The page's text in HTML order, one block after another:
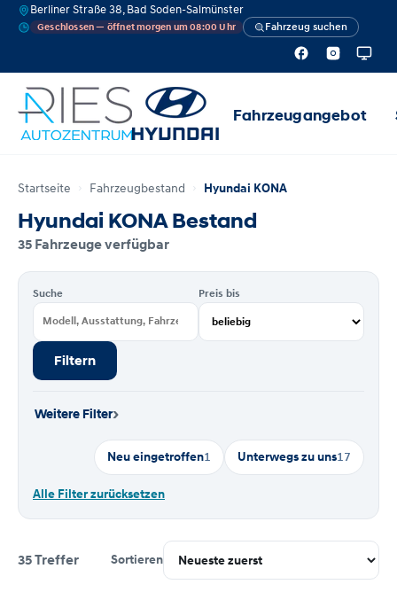
Berliner Straße 38, Bad Soden-Salmünster
Geschlossen — öffnet morgen um 08:00 Uhr Fahrzeug suchen
Fahrzeugangebot
Startseite Fahrzeugbestand Hyundai KONA
Hyundai KONA Bestand
35 Fahrzeuge verfügbar
Suche Preis bis
Filtern
Weitere Filter›
Neu eingetroffen1 Unterwegs zu uns17
Alle Filter zurücksetzen
35 Treffer Sortieren